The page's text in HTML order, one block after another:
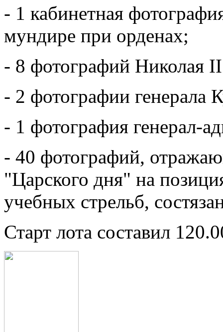
- 1 кабинетная
мундире при орденах;
- 8 фотографий Николая
- 2 фотографии генерала
- 1 фотография генерал-
- 40 фотографий,
"Царского дня" на
учебных стрельб,
Старт лота составил